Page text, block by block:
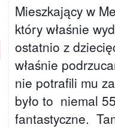
Mieszkający w
który właśnie
ostatnio z
właśnie
nie potrafili mu
było to niemal
fantastyczne.